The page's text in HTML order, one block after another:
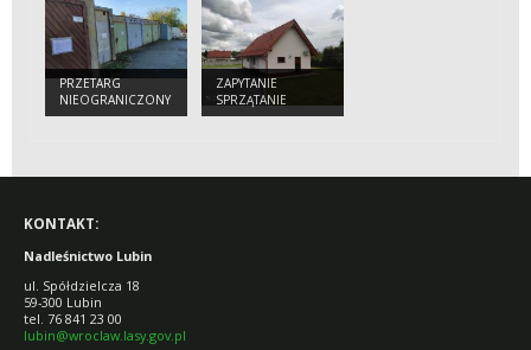
PRZETARG
NIEOGRANICZONY
NA SPRZEDAŻ
ZAPYTANIE
SPRZĄTANIE
BUDYNKI
KONTAKT:
Nadleśnictwo Lubin
ul. Spółdzielcza 18
59-300 Lubin
tel. 76 841 23 00
lubin@wroclaw.lasy.gov.pl